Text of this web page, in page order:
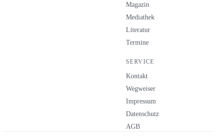
Magazin
Mediathek
Literatur
Termine
SERVICE
Kontakt
Wegweiser
Impressum
Datenschutz
AGB